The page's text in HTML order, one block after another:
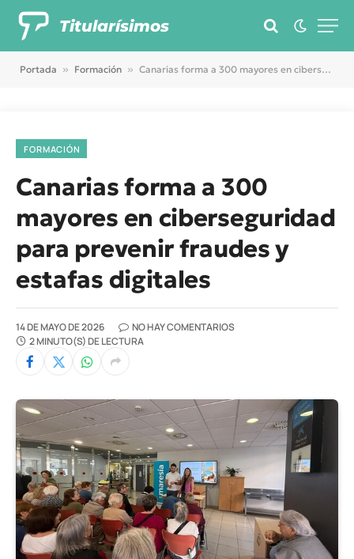
Titularísimos
Portada » Formación » Canarias forma a 300 mayores en ciberseguridad para prevenir fraudes y estafas digitales
FORMACIÓN
Canarias forma a 300
mayores en ciberseguridad
para prevenir fraudes y
estafas digitales
14 DE MAYO DE 2026
NO HAY COMENTARIOS
2 MINUTO(S) DE LECTURA